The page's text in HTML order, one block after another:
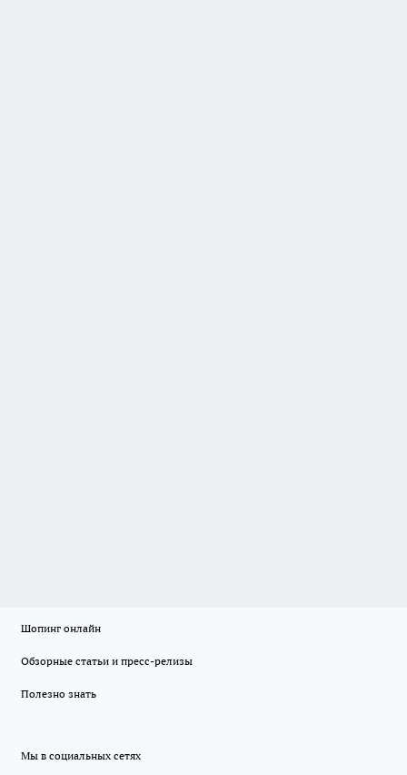
Шопинг онлайн
Обзорные статьи и пресс-релизы
Полезно знать
Мы в социальных сетях